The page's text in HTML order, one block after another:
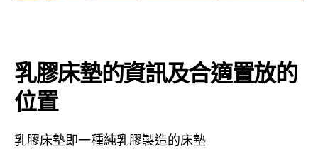
乳膠床墊的資訊及合適置放的
位置
乳膠床墊即一種純乳膠製造的床墊